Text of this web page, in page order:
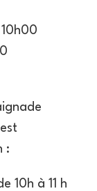
:
10h à 11 h